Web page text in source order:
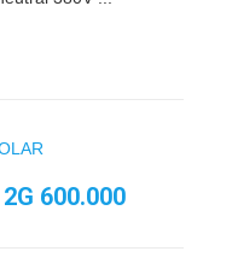
2G 600.000